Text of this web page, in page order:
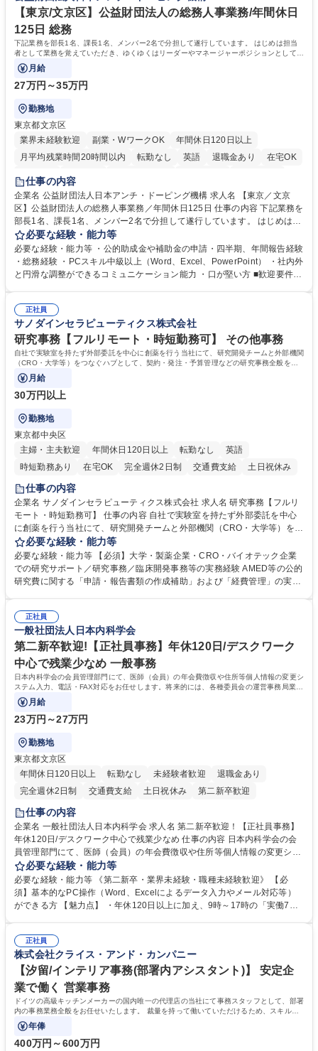
【東京/文京区】公益財団法人の総務人事業務/年間休日
125日 総務
下記業務を部長1名、課長1名、メンバー2名で分担して遂行しています。 はじめは担当
者として業務を覚えていただき、ゆくゆくはリーダーやマネージャーポジションとして活
躍いただくことを期待しています。
月給
27万円～35万円
勤務地
東京都文京区
業界未経験歓迎
副業・WワークOK
年間休日120日以上
月平均残業時間20時間以内
転勤なし 英語 退職金あり
在宅OK
賞与あり
育休あり
食事補助あり
仕事の内容
企業名 公益財団法人日本アンチ・ドーピング機構 求人名 【東京／文京
区】公益財団法人の総務人事業務／年間休日125日 仕事の内容 下記業務を
部長1名、課長1名、メンバー2名で分担して遂行しています。 はじめは担
当者として業務を覚えていただき、ゆくゆくはリーダーやマネージャーポ
ジションとして活躍いただくことを期待しています。 【総務・人事グルー
プの業務内容】 ・人事制度関連 ・採用活動 ・教育研修の企画、実行 ・勤
怠管理 ・官公庁への各種提出 ・法定の会議運営（評議員会、理事会） ・
管理 ・福利厚生関連 ・職員からの問合せ、相談対応 ・その他日常の総務
業務全般 募集職種 【東京／文京区】公益財団法人の総務人事業務／年間
休日125日
必要な経験・能力等
必要な経験・能力等 ・公的助成金や補助金の申請・四半期、年間報告経験
・総務経験 ・PCスキル中級以上（Word、Excel、PowerPoint） ・社内外
と円滑な調整ができるコミュニケーション能力 ・口が堅い方 ■歓迎要件
正社員
サノダインセラピューティクス株式会社
研究事務【フルリモート・時短勤務可】 その他事務
自社で実験室を持たず外部委託を中心に創薬を行う当社にて、研究開発チームと外部機関
（CRO・大学等）をつなぐハブとして、契約・発注・予算管理などの研究事務全般をお
任せします。
月給
30万円以上
勤務地
東京都中央区
主婦・主夫歓迎
年間休日120日以上 転勤なし
英語
時短勤務あり
在宅OK 完全週休2日制 交通費支給 土日祝休み
仕事の内容
企業名 サノダインセラピューティクス株式会社 求人名 研究事務【フルリ
モート・時短勤務可】 仕事の内容 自社で実験室を持たず外部委託を中心
に創薬を行う当社にて、研究開発チームと外部機関（CRO・大学等）をつ
なぐハブとして、契約・発注・予算管理などの研究事務全般をお任せしま
す。 ■見積取得、発注、検収、請求処理等の事務手続き ■委託先との定例
会議の調整・アジェンダ準備・議事録作成 ■研究報告書、試験関連資料、
SOP等の整備・版管理・保管 ■研究開発の進捗・タイムライン・予算執行
集職種 研究事務【フルリモート・時短勤務可】
必要な経験・能力等
必要な経験・能力等 【必須】大学・製薬企業・CRO・バイオテック企業
での研究サポート／研究事務／臨床開発事務等の実務経験 AMED等の公的
研究費に関する「申請・報告書類の作成補助」および「経費管理」の実務
き方について】フルリモートやハイブリッド勤務、時短勤務など個々のラ
イフスタイルに応じた柔軟な働き方が可能です。育児や介護との両立も応
援します。 学歴・資格 学歴：大学院 大学 語学力： 資格：
正社員
一般社団法人日本内科学会
第二新卒歓迎!【正社員事務】年休120日/デスクワーク
中心で残業少なめ 一般事務
日本内科学会の会員管理部門にて、医師（会員）の年会費徴収や住所等個人情報の変更シ
ステム入力、電話・FAX対応をお任せします。将来的には、各種委員会の運営事務局業務
などにも幅広く携わっていただきます。
月給
23万円～27万円
勤務地
東京都文京区
年間休日120日以上
転勤なし 未経験者歓迎
退職金あり
完全週休2日制
交通費支給 土日祝休み 第二新卒歓迎
仕事の内容
企業名 一般社団法人日本内科学会 求人名 第二新卒歓迎！【正社員事務】
年休120日/デスクワーク中心で残業少なめ 仕事の内容 日本内科学会の会
員管理部門にて、医師（会員）の年会費徴収や住所等個人情報の変更シス
テム入力、電話・FAX対応をお任せします。将来的には、各種委員会の運
営事務局業務などにも幅広く携わっていただきます。 【会員管理・データ
入力業務】 ・医師（会員）の住所変更、個人情報のシステム登録・更新
・年会費の徴収管理や入金データの照合確認 【問い合わせ対応】 ・会員
年休120日/デスクワーク中心で残業少なめ
必要な経験・能力等
必要な経験・能力等 《第二新卒・業界未経験・職種未経験歓迎》 【必
須】基本的なPC操作（Word、Excelによるデータ入力やメール対応等）
ができる方 【魅力点】 ・年休120日以上に加え、9時～17時の「実働7時
整、資料作成、当日の運営サポート 学歴・資格 学歴：大学院 大学 語学
力： 資格：
正社員
株式会社クライス・アンド・カンパニー
【汐留/インテリア事務(部署内アシスタント)】 安定企
業で働く 営業事務
ドイツの高級キッチンメーカーの国内唯一の代理店の当社にて事務スタッフとして、部署
内の事務業務全般をお任せいたします。 裁量を持って働いていただけるため、スキルア
ップも可能です。
年俸
400万円～600万円